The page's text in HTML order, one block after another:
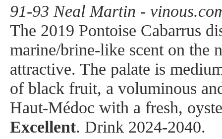
91-93 Neal Martin -
The 2019 Pontoise Cabarrus
marine/brine-like scent on the
attractive. The palate is
of black fruit, a voluminous
Haut-Médoc with a fresh,
Excellent. Drink 2024-2040.